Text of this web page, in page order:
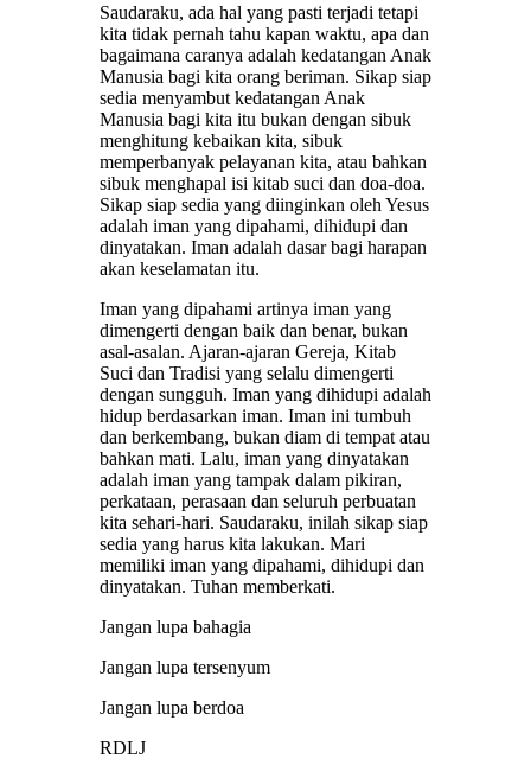
Saudaraku, ada hal yang pasti terjadi tetapi
kita tidak pernah tahu kapan waktu, apa dan
bagaimana caranya adalah kedatangan Anak
Manusia bagi kita orang beriman. Sikap siap
sedia menyambut kedatangan Anak
Manusia bagi kita itu bukan dengan sibuk
menghitung kebaikan kita, sibuk
memperbanyak pelayanan kita, atau bahkan
sibuk menghapal isi kitab suci dan doa-doa.
Sikap siap sedia yang diinginkan oleh Yesus
adalah iman yang dipahami, dihidupi dan
dinyatakan. Iman adalah dasar bagi harapan
akan keselamatan itu.
Iman yang dipahami artinya iman yang
dimengerti dengan baik dan benar, bukan
asal-asalan. Ajaran-ajaran Gereja, Kitab
Suci dan Tradisi yang selalu dimengerti
dengan sungguh. Iman yang dihidupi adalah
hidup berdasarkan iman. Iman ini tumbuh
dan berkembang, bukan diam di tempat atau
bahkan mati. Lalu, iman yang dinyatakan
adalah iman yang tampak dalam pikiran,
perkataan, perasaan dan seluruh perbuatan
kita sehari-hari. Saudaraku, inilah sikap siap
sedia yang harus kita lakukan. Mari
memiliki iman yang dipahami, dihidupi dan
dinyatakan. Tuhan memberkati.
Jangan lupa bahagia
Jangan lupa tersenyum
Jangan lupa berdoa
RDLJ